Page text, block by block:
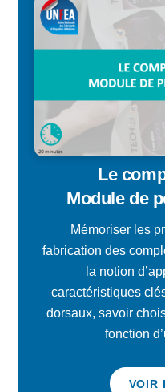
Le
Module de
Mémoriser les
fabrication des
la notion
caractéristiques
dorsaux, savoir
fonction
VOIR